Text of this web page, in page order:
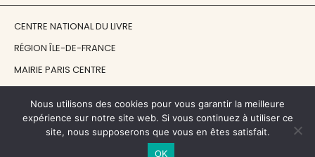
CENTRE NATIONAL DU LIVRE
RÉGION ÎLE-DE-FRANCE
MAIRIE PARIS CENTRE
FONDATION JAN MICHALSKI
© 1998 - 2026, ENT'REVUES
Nous utilisons des cookies pour vous garantir la meilleure
expérience sur notre site web. Si vous continuez à utiliser ce
site, nous supposerons que vous en êtes satisfait.
OK